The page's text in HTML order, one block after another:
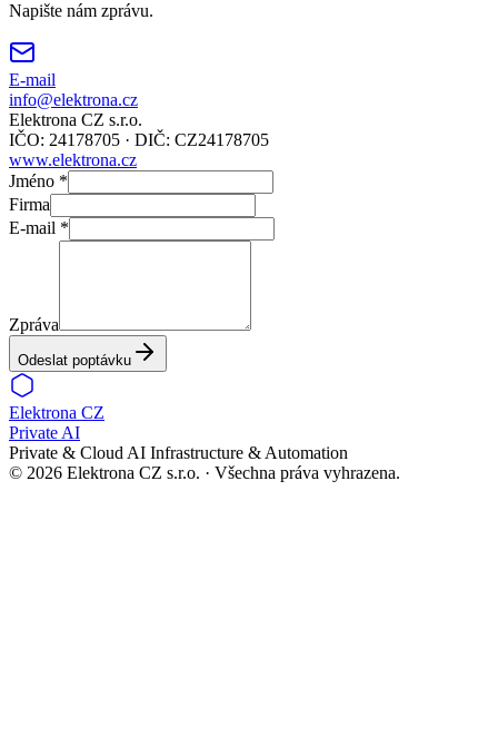
Napište nám zprávu.
E-mail
info@elektrona.cz
Elektrona CZ s.r.o.
IČO: 24178705 · DIČ: CZ24178705
www.elektrona.cz
Jméno *
Firma
E-mail *
Zpráva
Odeslat poptávku
Elektrona CZ
Private AI
Private & Cloud AI Infrastructure & Automation
© 2026 Elektrona CZ s.r.o. · Všechna práva vyhrazena.